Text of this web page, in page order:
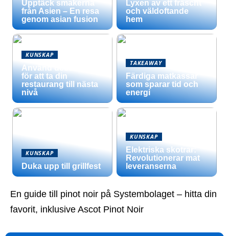
Upptäck smakerna
från Asien – En resa
genom asian fusion
Lyxen av ett fräscht
och väldoftande
hem
KUNSKAP
Använd dessa tips
för att ta din
restaurang till nästa
nivå
TAKEAWAY
Färdiga matkassar
som sparar tid och
energi
KUNSKAP
Duka upp till grillfest
KUNSKAP
Elektriska skotrar:
Revolutionerar mat
leveranserna
En guide till pinot noir på Systembolaget – hitta din
favorit, inklusive Ascot Pinot Noir